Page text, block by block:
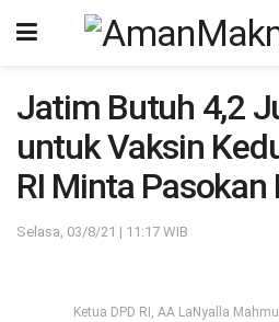
Jatim Butuh 4,2
untuk Vaksin
RI Minta
Selasa, 03/8/21 | 11:17 WIB
Ketua DPD RI, AA LaNyalla